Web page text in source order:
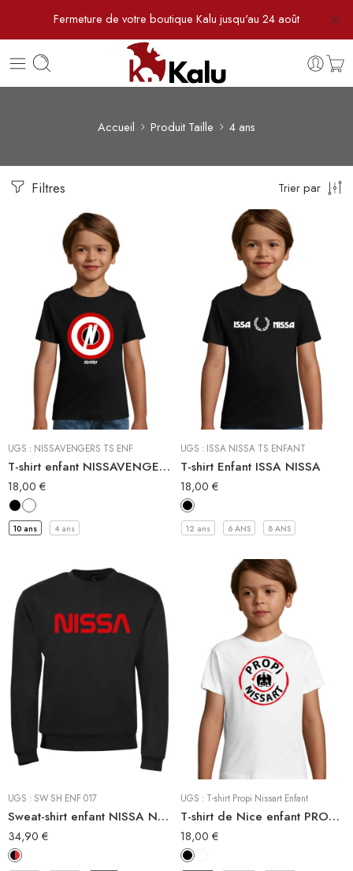
Fermeture de votre boutique Kalu jusqu'au 24 août
Accueil Produit Taille 4 ans
Filtres Trier par
UGS : NISSAVENGERS TS ENF
T-shirt enfant NISSAVENGERS
18,00 €
10 ans 4 ans
UGS : ISSA NISSA TS ENFANT
T-shirt Enfant ISSA NISSA
18,00 €
12 ans 6 ANS 8 ANS
Tee-shirt
UGS : SW SH ENF 017
Sweat-shirt enfant NISSA NASA
34,90 €
Sweat-Shirt à capuche
Sweat Shirt
UGS : T-shirt Propi Nissart Enfant
T-shirt de Nice enfant PROPI NISSART
18,00 €
Tee-shirt